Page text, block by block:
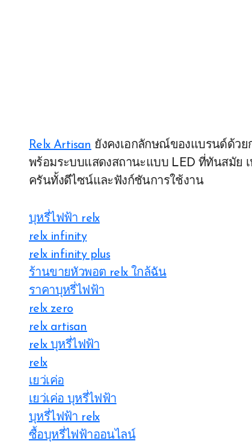
Relx Artisan ยังคงเอกลักษณ์ของแบรนด์ด้วย
พร้อมระบบแสดงสถานะแบบ LED ที่ทันสมัย
ครันทั้งดีไซน์และฟังก์ชันการใช้งาน
บุหรี่ไฟฟ้า relx
relx infinity
relx infinity plus
ร้านขายหัวพอต relx ใกล้ฉัน
ราคาบุหรี่ไฟฟ้า
relx zero
relx artisan
relx บุหรี่ไฟฟ้า
relx
เยว่เค่อ
เยว่เค่อ บุหรี่ไฟฟ้า
บุหรี่ไฟฟ้า relx
ซื้อบุหรี่ไฟฟ้าออนไลน์